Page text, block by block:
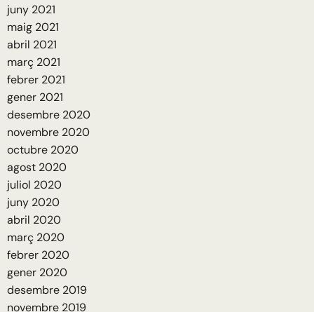
juny 2021
maig 2021
abril 2021
març 2021
febrer 2021
gener 2021
desembre 2020
novembre 2020
octubre 2020
agost 2020
juliol 2020
juny 2020
abril 2020
març 2020
febrer 2020
gener 2020
desembre 2019
novembre 2019